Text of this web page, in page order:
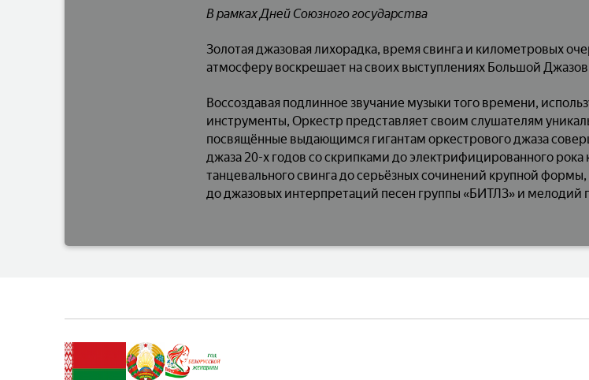
В рамках Дней Союзного государства
Золотая джазовая лихорадка, время свинга и километровых
атмосферу воскрешает на своих выступлениях Большой
Воссоздавая подлинное звучание музыки того времени,
инструменты, Оркестр представляет своим слушателям
посвящённые выдающимся гигантам оркестрового джаза
джаза 20-х годов со скрипками до электрифицированного рока
танцевального свинга до серьёзных сочинений крупной
до джазовых интерпретаций песен группы «БИТЛЗ» и мелодий